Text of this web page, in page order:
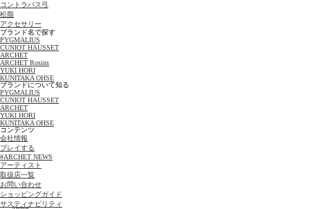
コントラバス弓
松脂
アクセサリー
ブランド名で探す
PYGMALIUS
CUNIOT HAUSSET
ARCHET
ARCHET Rosins
YUKI HORI
KUNITAKA OHSE
ブランドについて知る
PYGMALIUS
CUNIOT HAUSSET
ARCHET
YUKI HORI
KUNITAKA OHSE
コンテンツ
会社情報
プレイする
#ARCHET NEWS
アーティスト
取扱店一覧
お問い合わせ
ショッピングガイド
サスティナビリティ